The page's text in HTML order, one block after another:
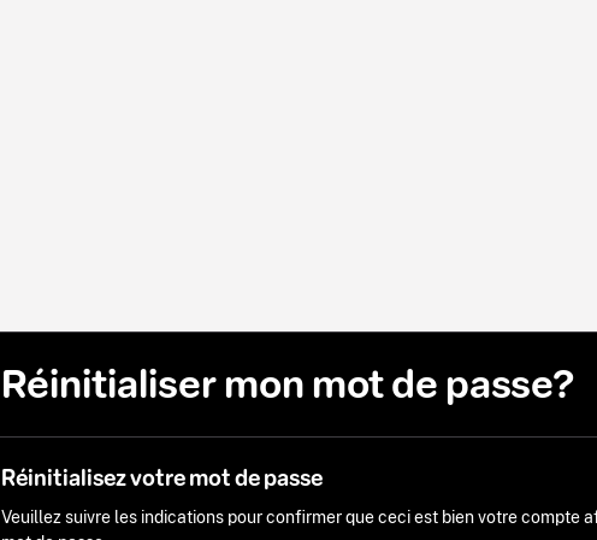
Réinitialiser mon mot de passe?
Réinitialisez votre mot de passe
Veuillez suivre les indications pour confirmer que ceci est bien votre compte